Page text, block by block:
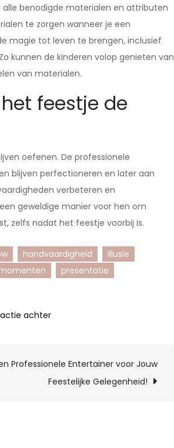
benodigde materialen en attributen
te zorgen wanneer je een
magie tot leven te brengen, inclusief
kunnen de kinderen volop genieten van
van materialen.
feestje de
oefenen. De professionele
blijven perfectioneren en later aan
verbeteren en
geweldige manier voor hen om
zelfs nadat het feestje voorbij is.
handvaardigheid
illusie
presentatie
achterop
Het
Ultieme
Professionele Entertainer voor Jouw
Feestelijke Gelegenheid!